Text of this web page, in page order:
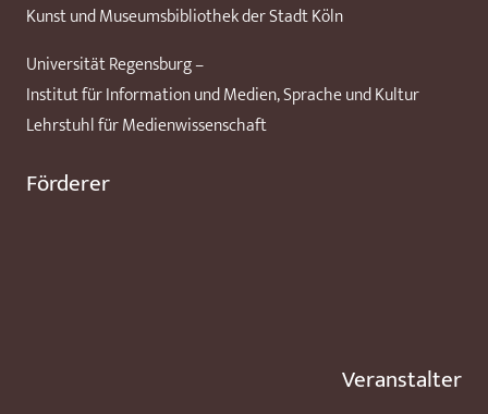
Kunst und Museumsbibliothek der Stadt Köln
Universität Regensburg –
Institut für Information und Medien, Sprache und Kultur
Lehrstuhl für Medienwissenschaft
Förderer
Veranstalter